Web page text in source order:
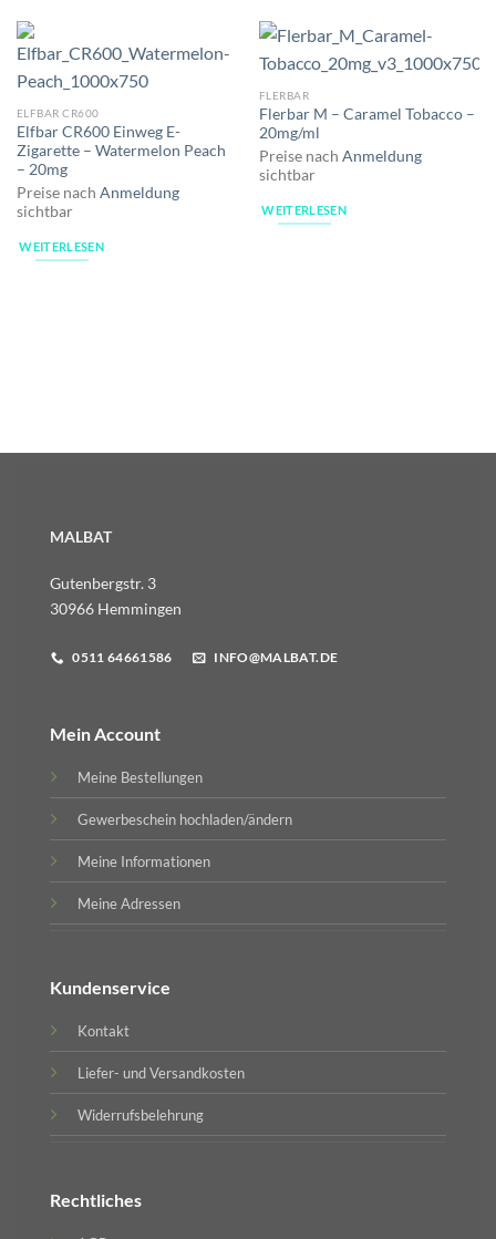
ELFBAR CR600
Elfbar CR600 Einweg E-
Zigarette – Watermelon Peach
– 20mg
Preise nach Anmeldung
sichtbar
WEITERLESEN
FLERBAR
Flerbar M – Caramel Tobacco –
20mg/ml
Preise nach Anmeldung
sichtbar
WEITERLESEN
MALBAT
Gutenbergstr. 3
30966 Hemmingen
0511 64661586 INFO@MALBAT.DE
Mein Account
Meine Bestellungen
Gewerbeschein hochladen/ändern
Meine Informationen
Meine Adressen
Kundenservice
Kontakt
Liefer- und Versandkosten
Widerrufsbelehrung
Rechtliches